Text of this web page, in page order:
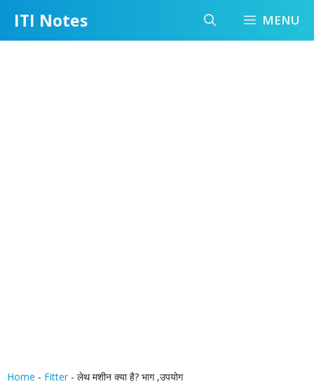
ITI Notes MENU
Home - Fitter- लेथ मशीन क्या है? भाग ,उपयोग